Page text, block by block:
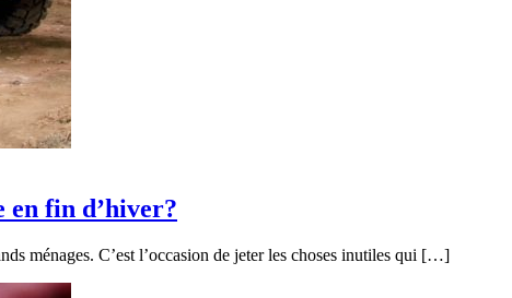
en fin d’hiver?
ménages. C’est l’occasion de jeter les choses inutiles qui […]